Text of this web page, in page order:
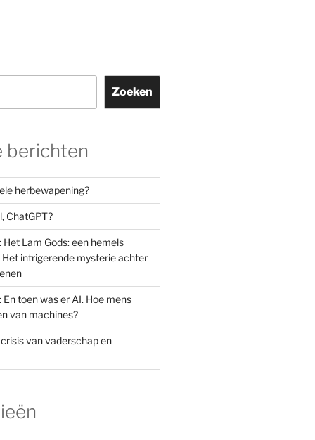
Zoeken
berichten
herbewapening?
ChatGPT?
Lam Gods: een hemels
intrigerende mysterie achter
toen was er AI. Hoe mens
van machines?
crisis van vaderschap en